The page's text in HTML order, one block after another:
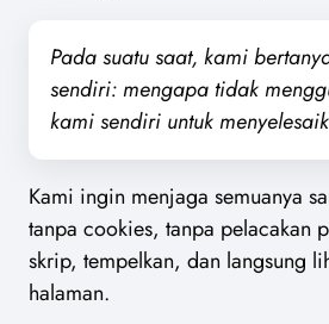
Pada suatu saat, kami
sendiri: mengapa tidak
kami sendiri untuk
Kami ingin menjaga semuanya
tanpa cookies, tanpa pelacakan
skrip, tempelkan, dan langsung
halaman.